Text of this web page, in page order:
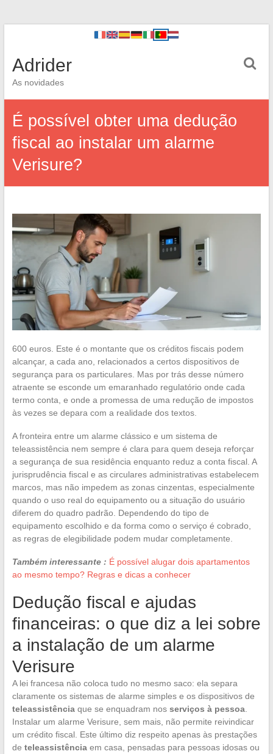
Adrider
As novidades
É possível obter uma dedução
fiscal ao instalar um alarme
Verisure?
600 euros. Este é o montante que os créditos fiscais podem
alcançar, a cada ano, relacionados a certos dispositivos de
segurança para os particulares. Mas por trás desse número
atraente se esconde um emaranhado regulatório onde cada
termo conta, e onde a promessa de uma redução de impostos
às vezes se depara com a realidade dos textos.
A fronteira entre um alarme clássico e um sistema de
teleassistência nem sempre é clara para quem deseja reforçar
a segurança de sua residência enquanto reduz a conta fiscal. A
jurisprudência fiscal e as circulares administrativas estabelecem
marcos, mas não impedem as zonas cinzentas, especialmente
quando o uso real do equipamento ou a situação do usuário
diferem do quadro padrão. Dependendo do tipo de
equipamento escolhido e da forma como o serviço é cobrado,
as regras de elegibilidade podem mudar completamente.
Também interessante : É possível alugar dois apartamentos
ao mesmo tempo? Regras e dicas a conhecer
Dedução fiscal e ajudas
financeiras: o que diz a lei sobre
a instalação de um alarme
Verisure
A lei francesa não coloca tudo no mesmo saco: ela separa
claramente os sistemas de alarme simples e os dispositivos de
teleassistênciaque se enquadram nos serviços à pessoa.
Instalar um alarme Verisure, sem mais, não permite reivindicar
um crédito fiscal. Este último diz respeito apenas às prestações
de teleassistênciaem casa, pensadas para pessoas idosas ou